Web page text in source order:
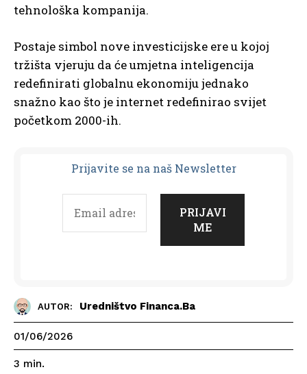
tehnološka kompanija.
Postaje simbol nove investicijske ere u kojoj
tržišta vjeruju da će umjetna inteligencija
redefinirati globalnu ekonomiju jednako
snažno kao što je internet redefinirao svijet
početkom 2000-ih.
Prijavite se na naš Newsletter
AUTOR: Uredništvo Financa.ba
01/06/2026
3 min.